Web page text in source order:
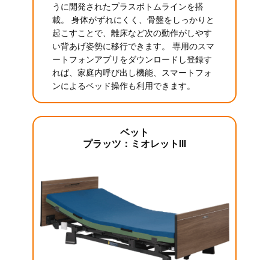
うに開発されたプラスボトムラインを搭
載。 身体がずれにくく、骨盤をしっかりと
起こすことで、離床など次の動作がしやす
い背あげ姿勢に移行できます。 専用のスマ
ートフォンアプリをダウンロードし登録す
れば、家庭内呼び出し機能、スマートフォ
ンによるベッド操作も利用できます。
ベット
プラッツ：ミオレットIII